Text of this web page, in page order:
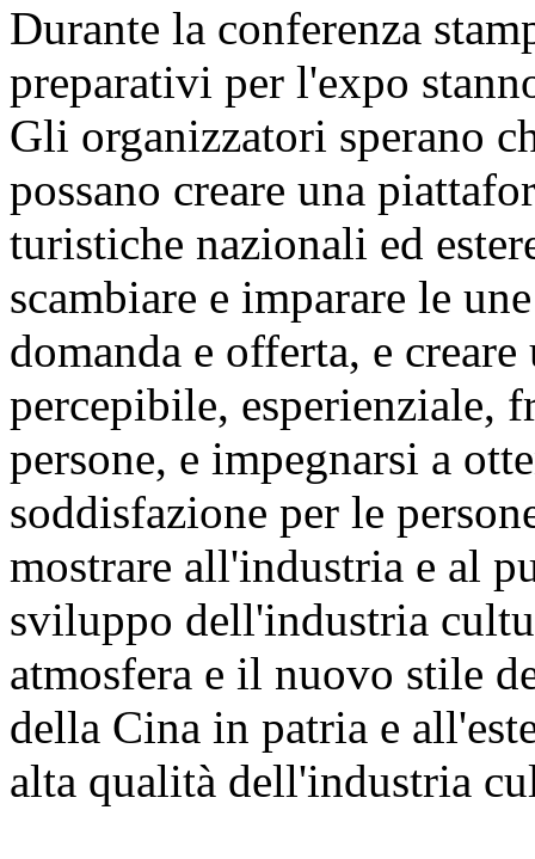
Durante la conferenza
preparativi per l'expo
Gli organizzatori sperano
possano creare una
turistiche nazionali ed
scambiare e imparare le
domanda e offerta, e
percepibile, esperienziale,
persone, e impegnarsi a
soddisfazione per le
mostrare all'industria e al
sviluppo dell'industria
atmosfera e il nuovo stile
della Cina in patria e
alta qualità dell'industria